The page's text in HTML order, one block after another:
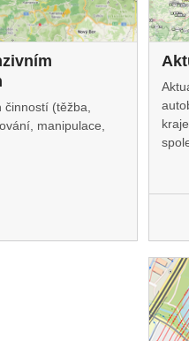
činností (těžba,
manipulace,